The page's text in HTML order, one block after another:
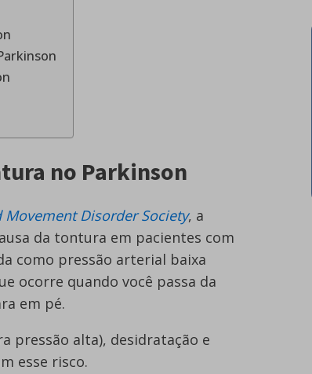
no Parkinson
Disorder Society, a
da tontura em pacientes com
como pressão arterial baixa
ocorre quando você passa da
em pé.
pressão alta), desidratação e
esse risco.